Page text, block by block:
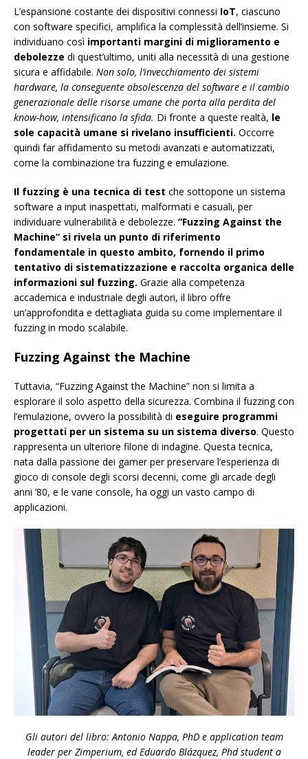
L’espansione costante dei dispositivi connessi IoT, ciascuno
con software specifici, amplifica la complessità dell’insieme. Si
individuano così importanti margini di miglioramento e
debolezze di quest’ultimo, uniti alla necessità di una gestione
sicura e affidabile. Non solo, l’invecchiamento dei sistemi
hardware, la conseguente obsolescenza del software e il cambio
generazionale delle risorse umane che porta alla perdita del
know-how, intensificano la sfida. Di fronte a queste realtà, le
sole capacità umane si rivelano insufficienti. Occorre
quindi far affidamento su metodi avanzati e automatizzati,
come la combinazione tra fuzzing e emulazione.
Il fuzzing è una tecnica di test che sottopone un sistema
software a input inaspettati, malformati e casuali, per
individuare vulnerabilità e debolezze. “Fuzzing Against the
Machine” si rivela un punto di riferimento
fondamentale in questo ambito, fornendo il primo
tentativo di sistematizzazione e raccolta organica delle
informazioni sul fuzzing. Grazie alla competenza
accademica e industriale degli autori, il libro offre
un’approfondita e dettagliata guida su come implementare il
fuzzing in modo scalabile.
Fuzzing Against the Machine
Tuttavia, “Fuzzing Against the Machine” non si limita a
esplorare il solo aspetto della sicurezza. Combina il fuzzing con
l’emulazione, ovvero la possibilità di eseguire programmi
progettati per un sistema su un sistema diverso. Questo
rappresenta un ulteriore filone di indagine. Questa tecnica,
nata dalla passione dei gamer per preservare l’esperienza di
gioco di console degli scorsi decenni, come gli arcade degli
anni ’80, e le varie console, ha oggi un vasto campo di
applicazioni.
Gli autori del libro: Antonio Nappa, PhD e application team
leader per Zimperium, ed Eduardo Blázquez, Phd student a